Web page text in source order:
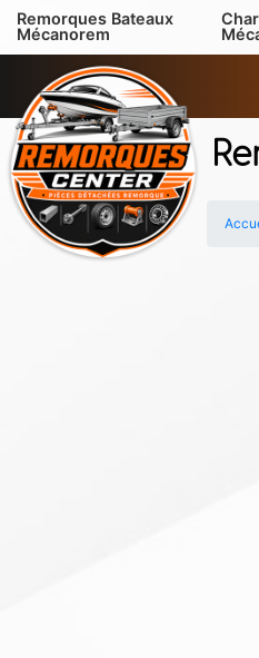
Remorques Bateaux
Mécanorem